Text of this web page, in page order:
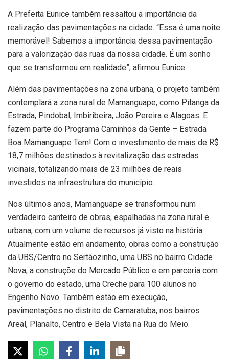
A Prefeita Eunice também ressaltou a importância da
realização das pavimentações na cidade. “Essa é uma noite
memorável! Sabemos a importância dessa pavimentação
para a valorização das ruas da nossa cidade. É um sonho
que se transformou em realidade”, afirmou Eunice.
Além das pavimentações na zona urbana, o projeto também
contemplará a zona rural de Mamanguape, como Pitanga da
Estrada, Pindobal, Imbiribeira, João Pereira e Alagoas. E
fazem parte do Programa Caminhos da Gente – Estrada
Boa Mamanguape Tem! Com o investimento de mais de R$
18,7 milhões destinados à revitalização das estradas
vicinais, totalizando mais de 23 milhões de reais
investidos na infraestrutura do município.
Nos últimos anos, Mamanguape se transformou num
verdadeiro canteiro de obras, espalhadas na zona rural e
urbana, com um volume de recursos já visto na história.
Atualmente estão em andamento, obras como a construção
da UBS/Centro no Sertãozinho, uma UBS no bairro Cidade
Nova, a construçõe do Mercado Público e em parceria com
o governo do estado, uma Creche para 100 alunos no
Engenho Novo. Também estão em execução,
pavimentações no distrito de Camaratuba, nos bairros
Areal, Planalto, Centro e Bela Vista na Rua do Meio.